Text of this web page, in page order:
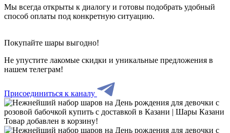
Мы всегда открыты к диалогу и готовы подобрать удобный
способ оплаты под конкретную ситуацию.
Покупайте шары выгодно!
Не упустите лакомые скидки и уникальные предложения в
нашем телеграм!
Присоединиться к каналу
Товар добавлен в корзину!